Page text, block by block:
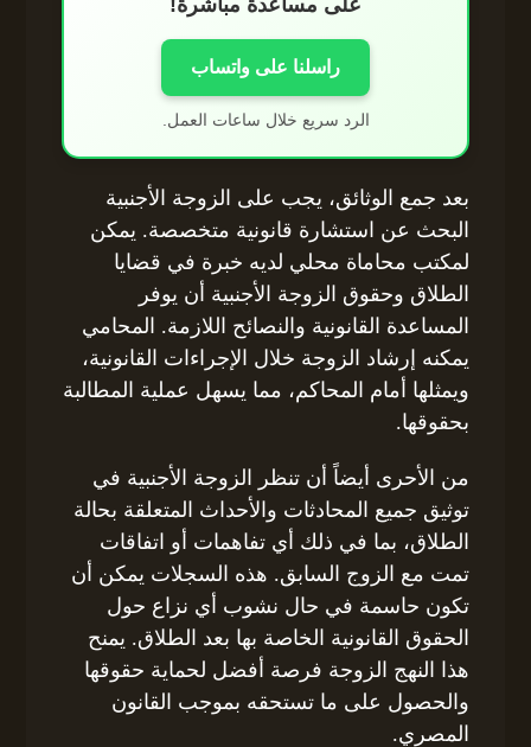
على مساعدة مباشرة!
راسلنا على واتساب
الرد سريع خلال ساعات العمل.
بعد جمع الوثائق، يجب على الزوجة الأجنبية
البحث عن استشارة قانونية متخصصة. يمكن
لمكتب محاماة محلي لديه خبرة في قضايا
الطلاق وحقوق الزوجة الأجنبية أن يوفر
المساعدة القانونية والنصائح اللازمة. المحامي
يمكنه إرشاد الزوجة خلال الإجراءات القانونية،
ويمثلها أمام المحاكم، مما يسهل عملية المطالبة
بحقوقها.
من الأحرى أيضاً أن تنظر الزوجة الأجنبية في
توثيق جميع المحادثات والأحداث المتعلقة بحالة
الطلاق، بما في ذلك أي تفاهمات أو اتفاقات
تمت مع الزوج السابق. هذه السجلات يمكن أن
تكون حاسمة في حال نشوب أي نزاع حول
الحقوق القانونية الخاصة بها بعد الطلاق. يمنح
هذا النهج الزوجة فرصة أفضل لحماية حقوقها
والحصول على ما تستحقه بموجب القانون
المصري.